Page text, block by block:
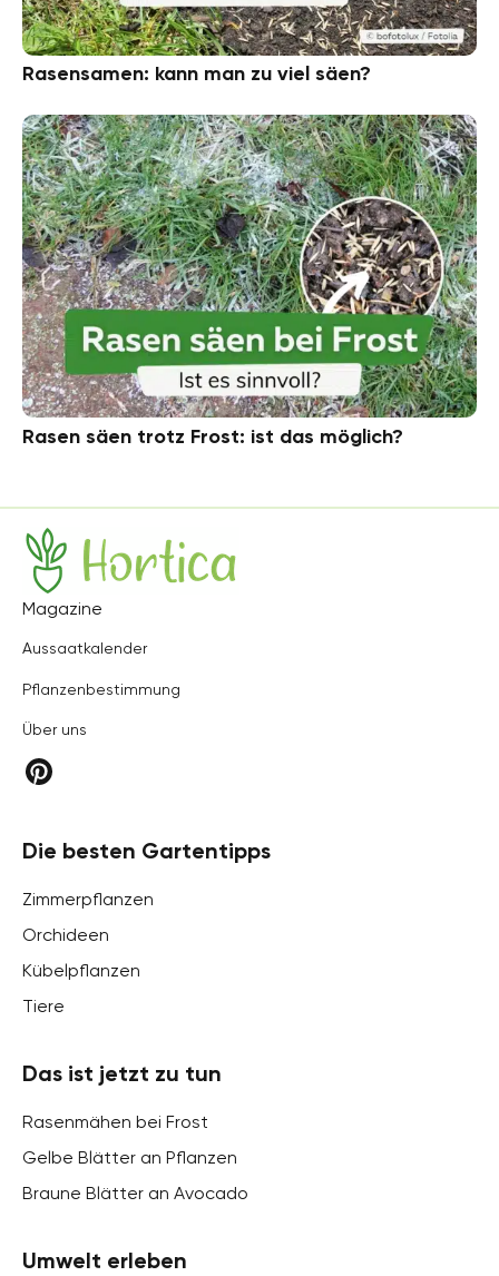
Rasensamen: kann man zu viel säen?
Rasen säen trotz Frost: ist das möglich?
Hortica
Magazine
Aussaatkalender
Pflanzenbestimmung
Über uns
Die besten Gartentipps
Zimmerpflanzen
Orchideen
Kübelpflanzen
Tiere
Das ist jetzt zu tun
Rasenmähen bei Frost
Gelbe Blätter an Pflanzen
Braune Blätter an Avocado
Umwelt erleben